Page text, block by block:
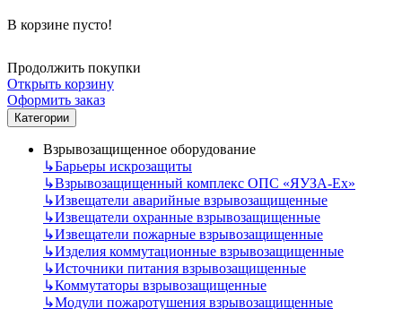
В корзине пусто!
Продолжить покупки
Открыть корзину
Оформить заказ
Категории
Взрывозащищенное оборудование
↳Барьеры искрозащиты
↳Взрывозащищенный комплекс ОПС «ЯУЗА-Ех»
↳Извещатели аварийные взрывозащищенные
↳Извещатели охранные взрывозащищенные
↳Извещатели пожарные взрывозащищенные
↳Изделия коммутационные взрывозащищенные
↳Источники питания взрывозащищенные
↳Коммутаторы взрывозащищенные
↳Модули пожаротушения взрывозащищенные